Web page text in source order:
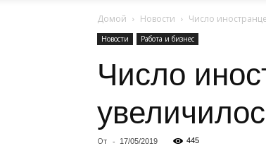
Домой Новости Число
Новости Работа и бизнес
Число
От - 17/05/2019 445